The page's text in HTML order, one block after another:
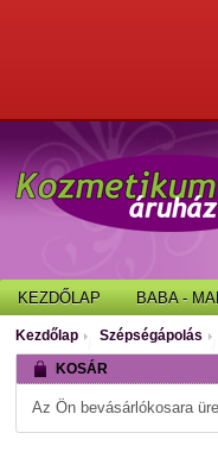
KEZDŐLAP BABA -
Kezdőlap Szépségápolás
KOSÁR
Az Ön bevásárlókosara